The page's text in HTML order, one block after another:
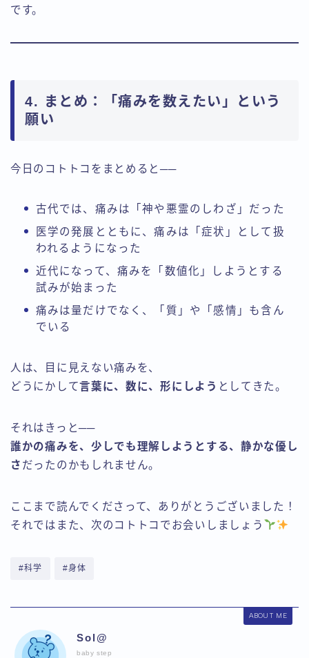
です。
4. まとめ：「痛みを数えたい」という
願い
今日のコトトコをまとめると──
古代では、痛みは「神や悪霊のしわざ」だった
医学の発展とともに、痛みは「症状」として扱
われるようになった
近代になって、痛みを「数値化」しようとする
試みが始まった
痛みは量だけでなく、「質」や「感情」も含ん
でいる
人は、目に見えない痛みを、
どうにかして言葉に、数に、形にしよう としてきた。
それはきっと──
誰かの痛みを、少しでも理解しようとする、静かな優し
さ だったのかもしれません。
ここまで読んでくださって、ありがとうございました！
それではまた、次のコトトコでお会いしましょう
#科学 #身体
ABOUT ME
Sol@
baby step